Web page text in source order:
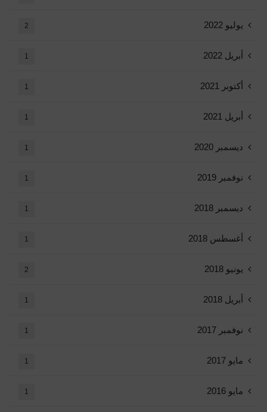
يوليو 2022 2
أبريل 2022 1
أكتوبر 2021 1
أبريل 2021 1
ديسمبر 2020 1
نوفمبر 2019 1
ديسمبر 2018 1
أغسطس 2018 1
يونيو 2018 2
أبريل 2018 1
نوفمبر 2017 1
مايو 2017 1
مايو 2016 1